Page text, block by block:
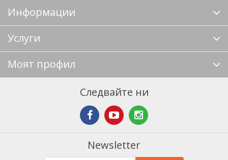
Информации
Услуги
Моят профил
Следвайте ни
Newsletter